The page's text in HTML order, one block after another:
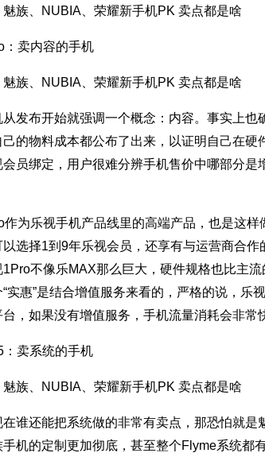
：卖内容的手机
从发布开始就强调一个概念：内容。事实上
己的物料成本都公布了出来，以证明自己在硬
员绑定，用户很难分辨手机售价中哪部分是
作为乐视手机产品线里的高端产品，也是这
以选择1到9年乐视会员，还享有与运营商合
1Pro不像乐MAX那么巨大，硬件规格也比主
实惠”是结合增值服务来看的，严格的说，乐
，如果没有增值服务，手机流量消耗会非常
：卖系统的手机
谁还能把系统做的非常有卖点，那恐怕就是
机的定制更加彻底，甚至整个Flyme系统都